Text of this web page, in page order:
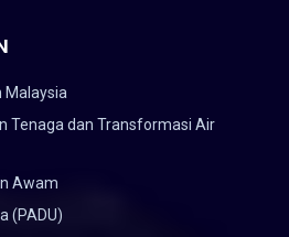
Malaysia
Tenaga dan Transformasi Air
Awam
(PADU)